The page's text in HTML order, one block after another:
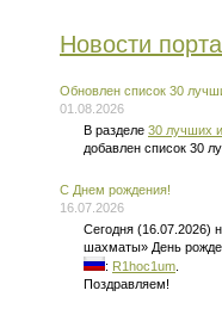
Новости
Обновлен список 30
01.08.2026
В разделе 30 лучших
добавлен список 30
C Днем рождения!
16.07.2026
Сегодня (16.07.2026)
шахматы» День
: R1hoc1um
Поздравляем!